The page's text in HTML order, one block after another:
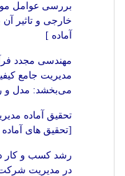
بررسی عوامل
آماده ]
مهندسی مجدد
مدیریت جامع
می‌بخشد: مدل و
تحقیق آماده
[تحقیق های آماده
رشد کسب و کار
در مدیریت